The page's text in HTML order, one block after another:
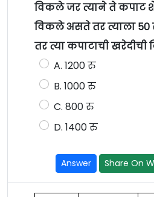
विकले जर त्याने ते कपाट
विकले असते तर त्याला
तर त्या कपाटाची खरेदीची
A. 1200 रु
B. 1000 रु
C. 800 रु
D. 1400 रु
Answer Share On